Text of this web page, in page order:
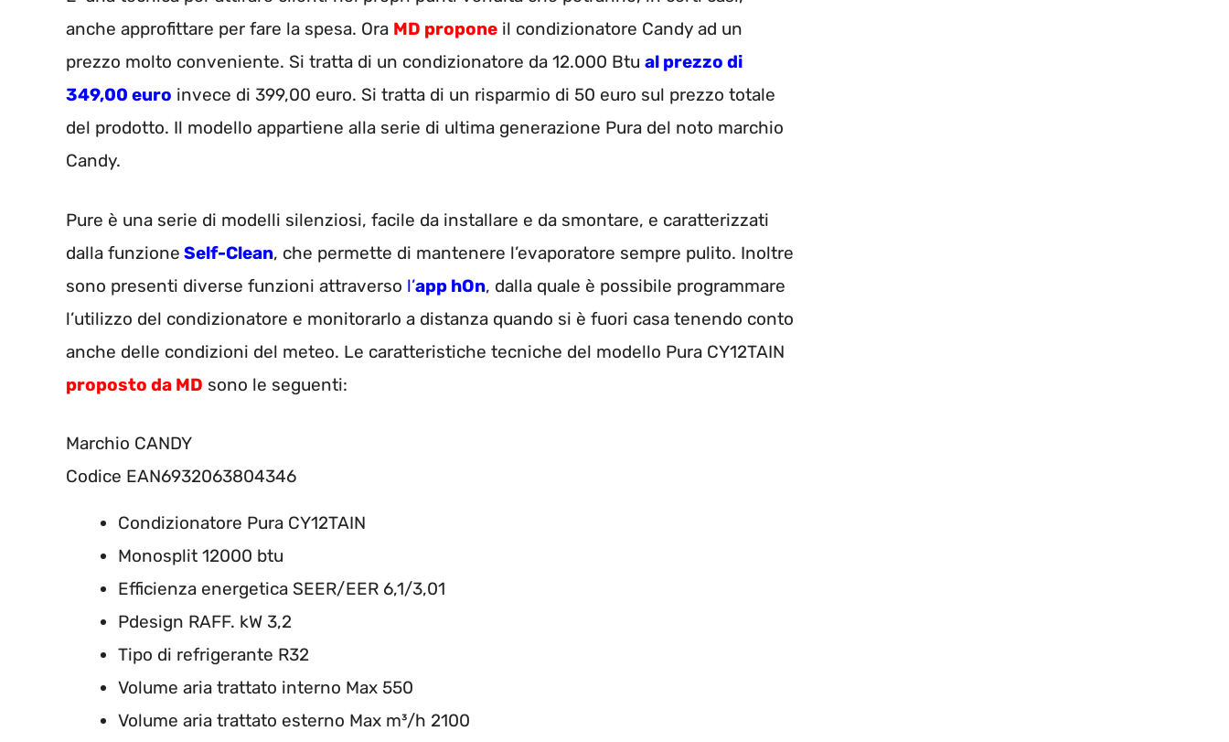
anche approfittare per fare la spesa. Ora MD propone il condizionatore Candy ad un
prezzo molto conveniente. Si tratta di un condizionatore da 12.000 Btu al prezzo di
349,00 euro invece di 399,00 euro. Si tratta di un risparmio di 50 euro sul prezzo totale
del prodotto. Il modello appartiene alla serie di ultima generazione Pura del noto marchio
Candy.
Pure è una serie di modelli silenziosi, facile da installare e da smontare, e caratterizzati
dalla funzione Self-Clean, che permette di mantenere l’evaporatore sempre pulito. Inoltre
sono presenti diverse funzioni attraverso l’app hOn, dalla quale è possibile programmare
l’utilizzo del condizionatore e monitorarlo a distanza quando si è fuori casa tenendo conto
anche delle condizioni del meteo. Le caratteristiche tecniche del modello Pura CY12TAIN
proposto da MD sono le seguenti:
Marchio CANDY
Codice EAN6932063804346
Condizionatore Pura CY12TAIN
Monosplit 12000 btu
Efficienza energetica SEER/EER 6,1/3,01
Pdesign RAFF. kW 3,2
Tipo di refrigerante R32
Volume aria trattato interno Max 550
Volume aria trattato esterno Max m³/h 2100